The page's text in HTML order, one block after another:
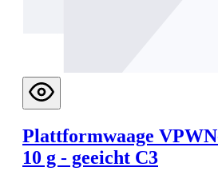
Plattformwaage
10 g - geeicht C3